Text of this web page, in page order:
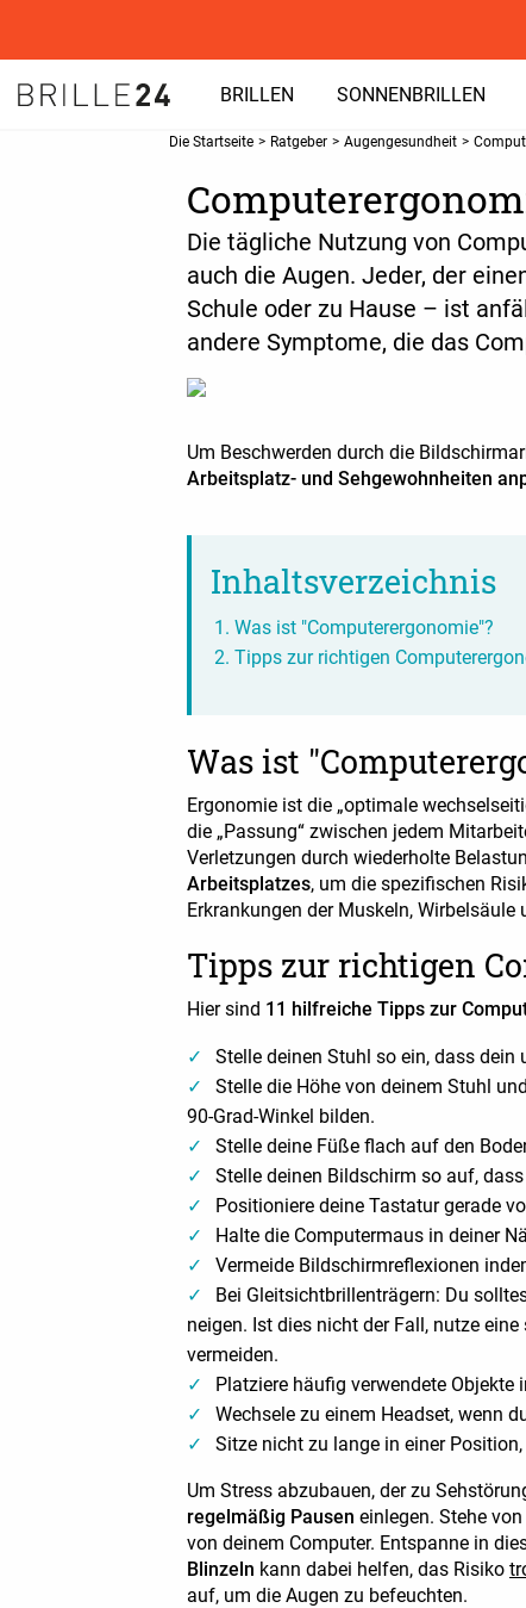
BRILLEN SONNENBRILLEN
Die Startseite > Ratgeber > Augengesundheit >
Die tägliche Nutzung von
auch die Augen. Jeder, der
Schule oder zu Hause – ist
andere Symptome, die das
Um Beschwerden durch die
Arbeitsplatz- und Sehgewohnheiten
Inhaltsverzeichnis
Was ist "Computerergonomie"?
Tipps zur richtigen
Was ist
Ergonomie ist die „optimale
die „Passung“ zwischen jedem
Verletzungen durch wiederholte
Arbeitsplatzes, um die spezifischen
Erkrankungen der Muskeln, Wirbelsäule
Tipps zur richtigen
Hier sind 11 hilfreiche Tipps zur
Stelle deinen Stuhl so ein, dass
Stelle die Höhe von deinem Stuhl
90-Grad-Winkel bilden.
Stelle deine Füße flach auf den
Stelle deinen Bildschirm so auf,
Positioniere deine Tastatur gerade
Halte die Computermaus in deiner
Vermeide Bildschirmreflexionen
Bei Gleitsichtbrillenträgern: Du
neigen. Ist dies nicht der Fall, nutze
vermeiden.
Platziere häufig verwendete Objekte
Wechsele zu einem Headset, wenn
Sitze nicht zu lange in einer
Um Stress abzubauen, der zu
regelmäßig Pausen einlegen. Stehe
von deinem Computer. Entspanne in
Blinzeln kann dabei helfen, das Risiko
auf, um die Augen zu befeuchten.